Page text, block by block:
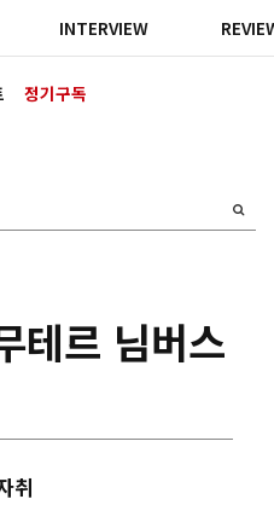
정기구독
INTERVIEW
테르 님버스
취